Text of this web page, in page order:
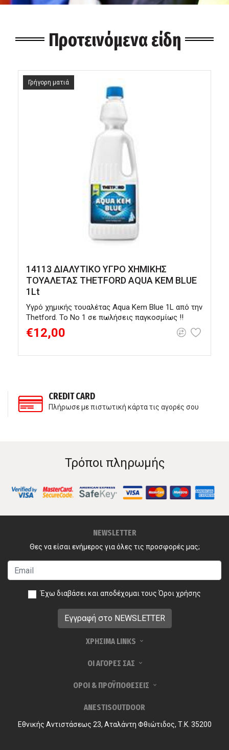
Προτεινόμενα είδη
14113 ΔΙΑΛΥΤΙΚΟ ΥΓΡΟ ΧΗΜΙΚΗΣ
ΤΟΥΑΛΕΤΑΣ THETFORD AQUA KEM BLUE
1Lt
Υγρό χημικής τουαλέτας Aqua Kem Blue 1L από την
Thetford. Το Νο 1 σε πωλήσεις παγκοσμίως !!
€12,00
Γρήγορη ματιά
CREDIT CARD
Πλήρωσε με πιστωτική κάρτα τις αγορές σου
Τρόποι πληρωμής
NEWSLETTER
Θες να είσαι ενήμερος για όλες τις προσφορές μας;
Έχω διαβάσει και αποδέχομαι τους Όροι χρήσης
ΧΡΗΣΙΜΑ LINKS
ΟΙ ΑΓΟΡΕΣ ΣΑΣ
ΟΡΟΙ & ΠΡΟΫΠΟΘΕΣΕΙΣ
ANESTISOUTDOOR
Εθνικής Αντιστάσεως 23, Αταλάντη Φθιώτιδος, Τ.Κ. 35200